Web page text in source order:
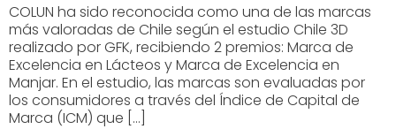
COLUN ha sido reconocida como una de las marcas
más valoradas de Chile según el estudio Chile 3D
realizado por GFK, recibiendo 2 premios: Marca de
Excelencia en Lácteos y Marca de Excelencia en
Manjar. En el estudio, las marcas son evaluadas por
los consumidores a través del Índice de Capital de
Marca (ICM) que […]